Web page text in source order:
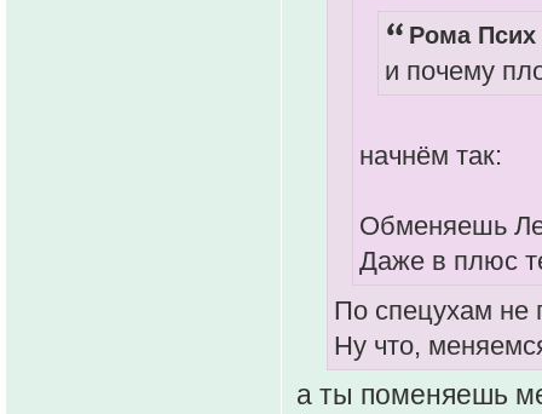
Рома Псих
и почему
начнём так:
Обменяешь
Даже в плюс
По спецухам не
Ну что,
а ты поменяешь